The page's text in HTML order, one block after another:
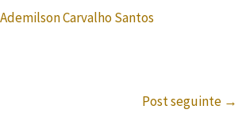
Carvalho Santos
Post seguinte →